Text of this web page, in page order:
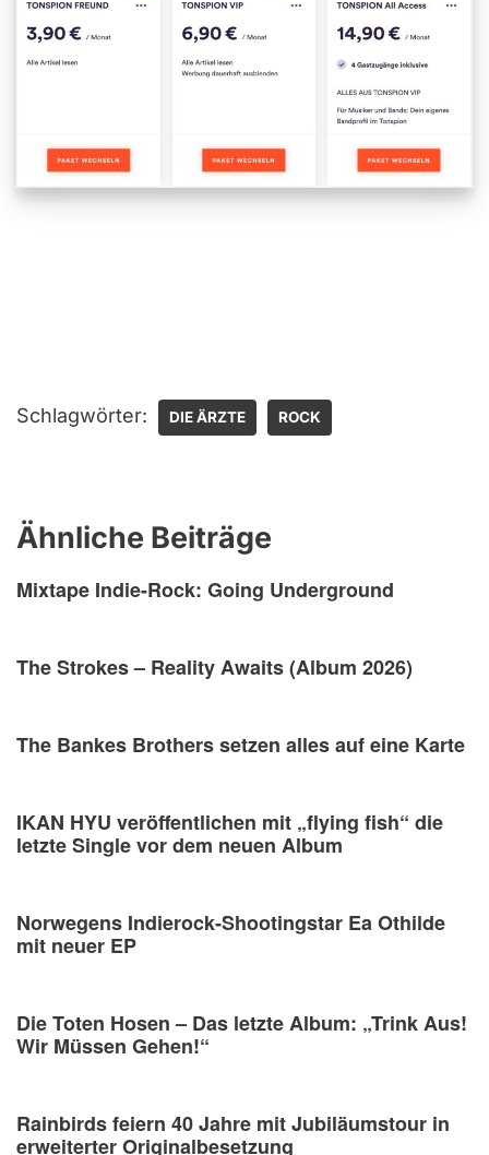
Schlagwörter: DIE ÄRZTE ROCK
Ähnliche Beiträge
Mixtape Indie-Rock: Going Underground
The Strokes – Reality Awaits (Album 2026)
The Bankes Brothers setzen alles auf eine Karte
IKAN HYU veröffentlichen mit „flying fish“ die
letzte Single vor dem neuen Album
Norwegens Indierock-Shootingstar Ea Othilde
mit neuer EP
Die Toten Hosen – Das letzte Album: „Trink Aus!
Wir Müssen Gehen!“
Rainbirds feiern 40 Jahre mit Jubiläumstour in
erweiterter Originalbesetzung